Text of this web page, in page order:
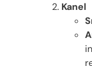
Kanel